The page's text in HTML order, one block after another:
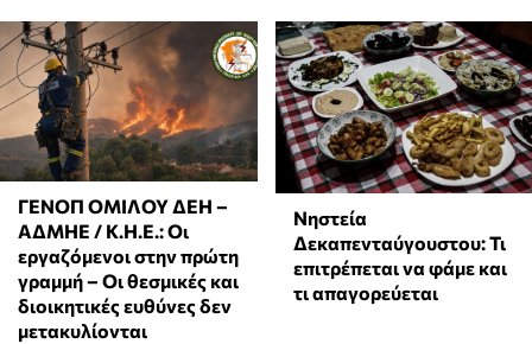
ΓΕΝΟΠ ΟΜΙΛΟΥ ΔΕΗ –
ΑΔΜΗΕ / Κ.Η.Ε.: Οι
εργαζόμενοι στην πρώτη
γραμμή – Οι θεσμικές και
διοικητικές ευθύνες δεν
μετακυλίονται
Νηστεία
Δεκαπενταύγουστου: Τι
επιτρέπεται να φάμε και
τι απαγορεύεται